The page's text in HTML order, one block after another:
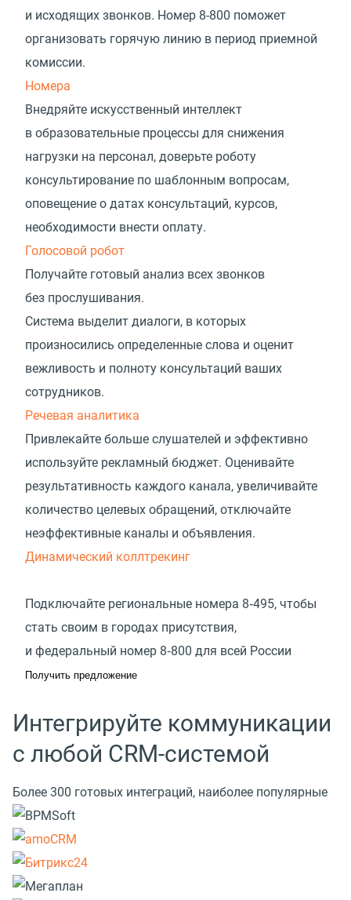
и исходящих звонков. Номер 8-800 поможет
организовать горячую линию в период приемной
комиссии.
Номера
Внедряйте искусственный интеллект
в образовательные процессы для снижения
нагрузки на персонал, доверьте роботу
консультирование по шаблонным вопросам,
оповещение о датах консультаций, курсов,
необходимости внести оплату.
Голосовой робот
Получайте готовый анализ всех звонков
без прослушивания.
Система выделит диалоги, в которых
произносились определенные слова и оценит
вежливость и полноту консультаций ваших
сотрудников.
Речевая аналитика
Привлекайте больше слушателей и эффективно
используйте рекламный бюджет. Оценивайте
результативность каждого канала, увеличивайте
количество целевых обращений, отключайте
неэффективные каналы и объявления.
Динамический коллтрекинг
Подключайте региональные номера 8‑495, чтобы
стать своим в городах присутствия,
и федеральный номер 8‑800 для всей России
Получить предложение
Интегрируйте коммуникации
с любой CRM-системой
Более 300 готовых интеграций, наиболее популярные